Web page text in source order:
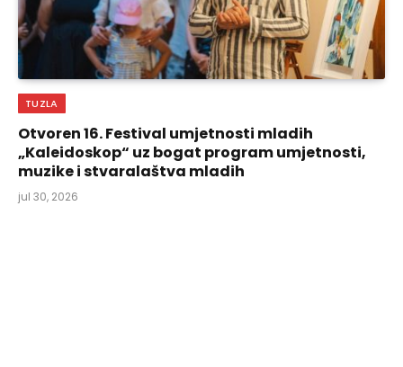
TUZLA
Otvoren 16. Festival umjetnosti mladih
„Kaleidoskop“ uz bogat program umjetnosti,
muzike i stvaralaštva mladih
jul 30, 2026